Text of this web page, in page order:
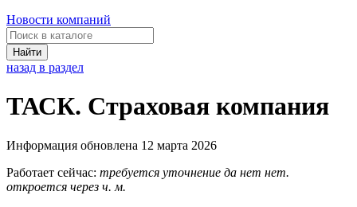
Новости компаний
Найти
назад в раздел
ТАСК. Страховая компания
Информация обновлена 12 марта 2026
Работает сейчас: требуется уточнение да нет нет.
откроется через ч. м.